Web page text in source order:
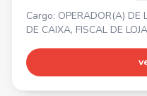
Cargo: OPERADOR(A) DE
DE CAIXA, FISCAL DE LOJA Venha fazer parte da
Balneário Camboriú/SC. Requisitos: gostar de atender
pessoas, ter energia e